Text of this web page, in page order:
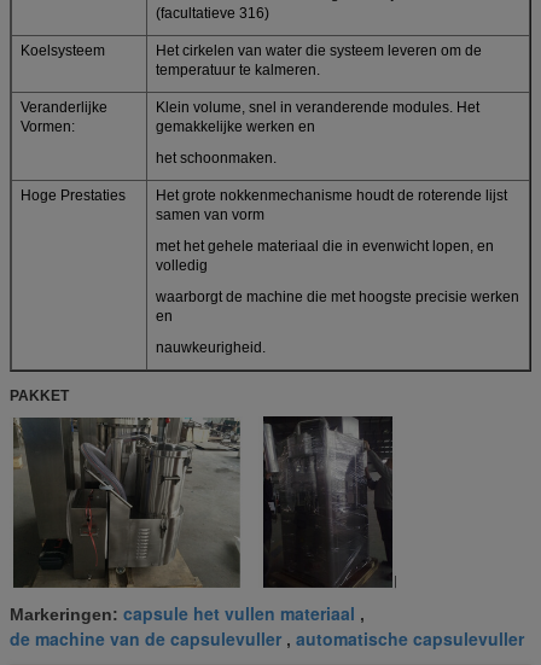
(facultatieve 316)
Koelsysteem
Het cirkelen van water die systeem leveren om de
temperatuur te kalmeren.
Veranderlijke
Vormen:
Klein volume, snel in veranderende modules. Het
gemakkelijke werken en
het schoonmaken.
Hoge Prestaties
Het grote nokkenmechanisme houdt de roterende lijst
samen van vorm
met het gehele materiaal die in evenwicht lopen, en
volledig
waarborgt de machine die met hoogste precisie werken
en
nauwkeurigheid.
PAKKET
Markeringen: capsule het vullen materiaal ,
de machine van de capsulevuller , automatische capsulevuller